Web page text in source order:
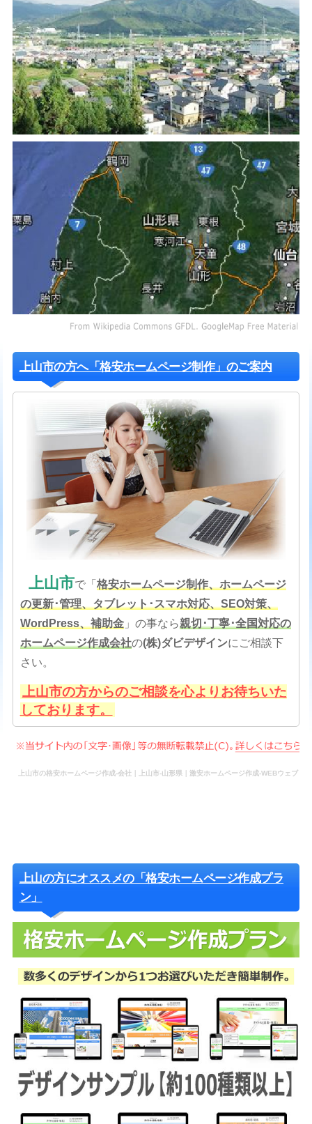
上山市の方へ「格安ホームページ制作」のご案内
上山市で「 格安ホームページ制作、ホームページ
の更新･管理、タブレット･スマホ対応、SEO対策、
WordPress、補助金」の事なら親切･丁寧･全国対応の
ホームページ作成会社の(株)ダビデザインにご相談下
さい。
上山市の方からのご相談を心よりお待ちいた
しております。
上山市の格安ホームページ作成-会社｜上山市-山形県｜激安ホームページ作成-WEBウェブ
上山の方にオススメの「格安ホームページ作成プラ
ン」